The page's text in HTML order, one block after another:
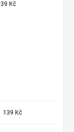
39 Kč
139 Kč